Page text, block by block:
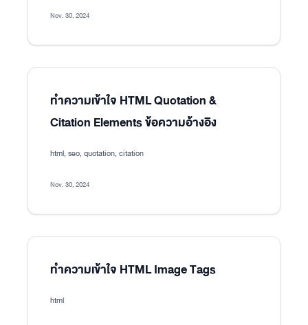
Nov. 30, 2024
ทำความเข้าใจ HTML Quotation &
Citation Elements ข้อความอ้างอิง
html, seo, quotation, citation
Nov. 30, 2024
ทำความเข้าใจ HTML Image Tags
html